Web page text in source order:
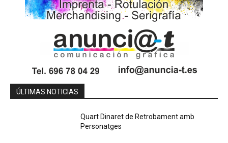
ÚLTIMAS NOTICIAS
Quart Dinaret de Retrobament amb
Personatges